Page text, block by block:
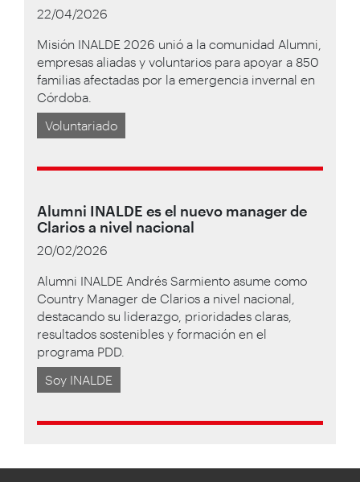
22/04/2026
Misión INALDE 2026 unió a la comunidad Alumni,
empresas aliadas y voluntarios para apoyar a 850
familias afectadas por la emergencia invernal en
Córdoba.
Voluntariado
Alumni INALDE es el nuevo manager de
Clarios a nivel nacional
20/02/2026
Alumni INALDE Andrés Sarmiento asume como
Country Manager de Clarios a nivel nacional,
destacando su liderazgo, prioridades claras,
resultados sostenibles y formación en el
programa PDD.
Soy INALDE